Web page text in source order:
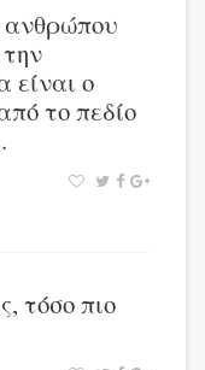
ανθρώπου
είναι ο
το πεδίο
τόσο πιο